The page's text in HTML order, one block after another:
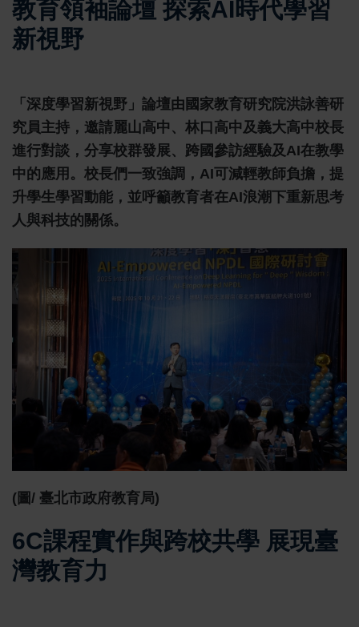
教育領袖論壇 探索AI時代學習
新視野
「深度學習新視野」論壇由國家教育研究院洪詠善研
究員主持，邀請麗山高中、林口高中及義大高中校長
進行對談，分享校群發展、跨國參訪經驗及AI在教學
中的應用。校長們一致強調，AI可減輕教師負擔，提
升學生學習動能，並呼籲教育者在AI浪潮下重新思考
人與科技的關係。
(圖/ 臺北市政府教育局)
6C課程實作與跨校共學 展現臺
灣教育力